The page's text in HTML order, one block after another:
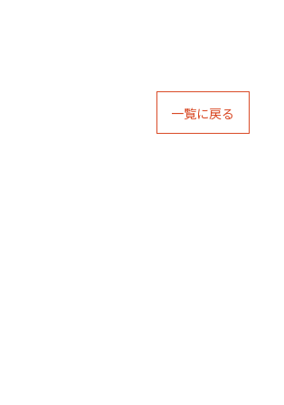
一覧に戻る